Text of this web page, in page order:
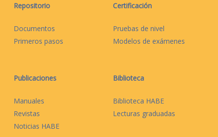
Repositorio
Documentos
Primeros pasos
Certificación
Pruebas de nivel
Modelos de exámenes
Publicaciones
Manuales
Revistas
Noticias HABE
Biblioteca
Biblioteca HABE
Lecturas graduadas